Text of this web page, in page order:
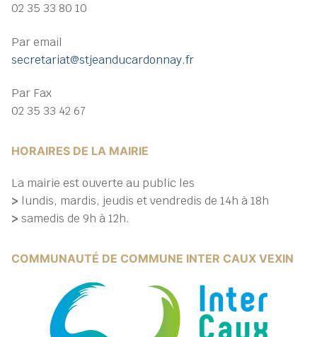
02 35 33 80 10
Par email
secretariat@stjeanducardonnay.fr
Par Fax
02 35 33 42 67
HORAIRES DE LA MAIRIE
La mairie est ouverte au public les
> lundis, mardis, jeudis et vendredis de 14h à 18h
> samedis de 9h à 12h.
COMMUNAUTÉ DE COMMUNE INTER CAUX VEXIN